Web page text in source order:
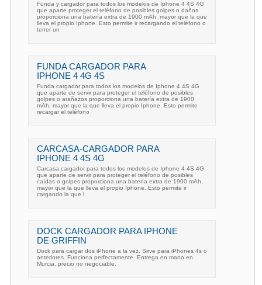
Funda y cargador para todos los modelos de Iphone 4 4S 4G
que aparte proteger el teléfono de posibles golpes o daños
proporciona una batería extra de 1900 mAh, mayor que la que
lleva el propio Iphone. Esto permite ir recargando el teléfono o
tener un
FUNDA CARGADOR PARA
IPHONE 4 4G 4S
Funda cargador para todos los modelos de Iphone 4 4S 4G
que aparte de servir para proteger el teléfono de posibles
golpes o arañazos proporciona una batería extra de 1900
mAh, mayor que la que lleva el propio Iphone. Esto permite
recargar el teléfono
CARCASA-CARGADOR PARA
IPHONE 4 4S 4G
Carcasa cargador para todos los modelos de Iphone 4 4S 4G
que aparte de servir para proteger el teléfono de posibles
caídas o golpes proporciona una batería extra de 1900 mAh,
mayor que la que lleva el propio Iphone. Esto permite ir
cargando la que l
DOCK CARGADOR PARA IPHONE
DE GRIFFIN
Dock para cargar dos iPhone a la vez. Sirve para iPhones 4s o
anteriores. Funciona perfectamente. Entrega en mano en
Murcia, precio no negociable.